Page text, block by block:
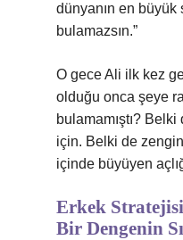
dünyanın en büyük
bulamazsın.”
O gece Ali ilk kez
olduğu onca şeye
bulamamıştı? Belki
için. Belki de
içinde büyüyen
Erkek
Bir Dengenin